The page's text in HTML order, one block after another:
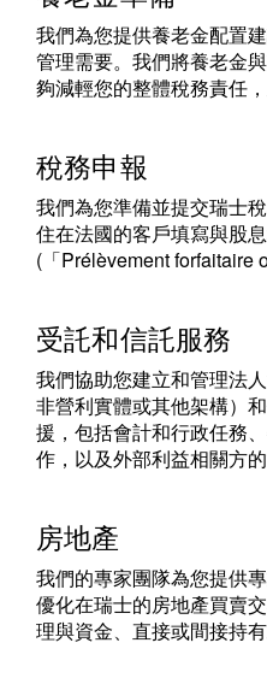
我們為您提供養老金配置
管理需要。我們將養老金
夠減輕您的整體稅務責任
稅務申報
我們為您準備並提交瑞士
住在法國的客戶填寫與股
(「Prélèvement forfaitaire
受託和信託服務
我們協助您建立和管理法
非營利實體或其他架構）
援，包括會計和行政任務
作，以及外部利益相關方的
房地產
我們的專家團隊為您提供
優化在瑞士的房地產買賣
理與資金、直接或間接持